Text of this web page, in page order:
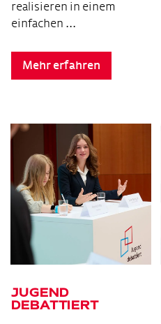
realisieren in einem
einfachen ...
Mehr erfahren
JUGEND
DEBATTIERT